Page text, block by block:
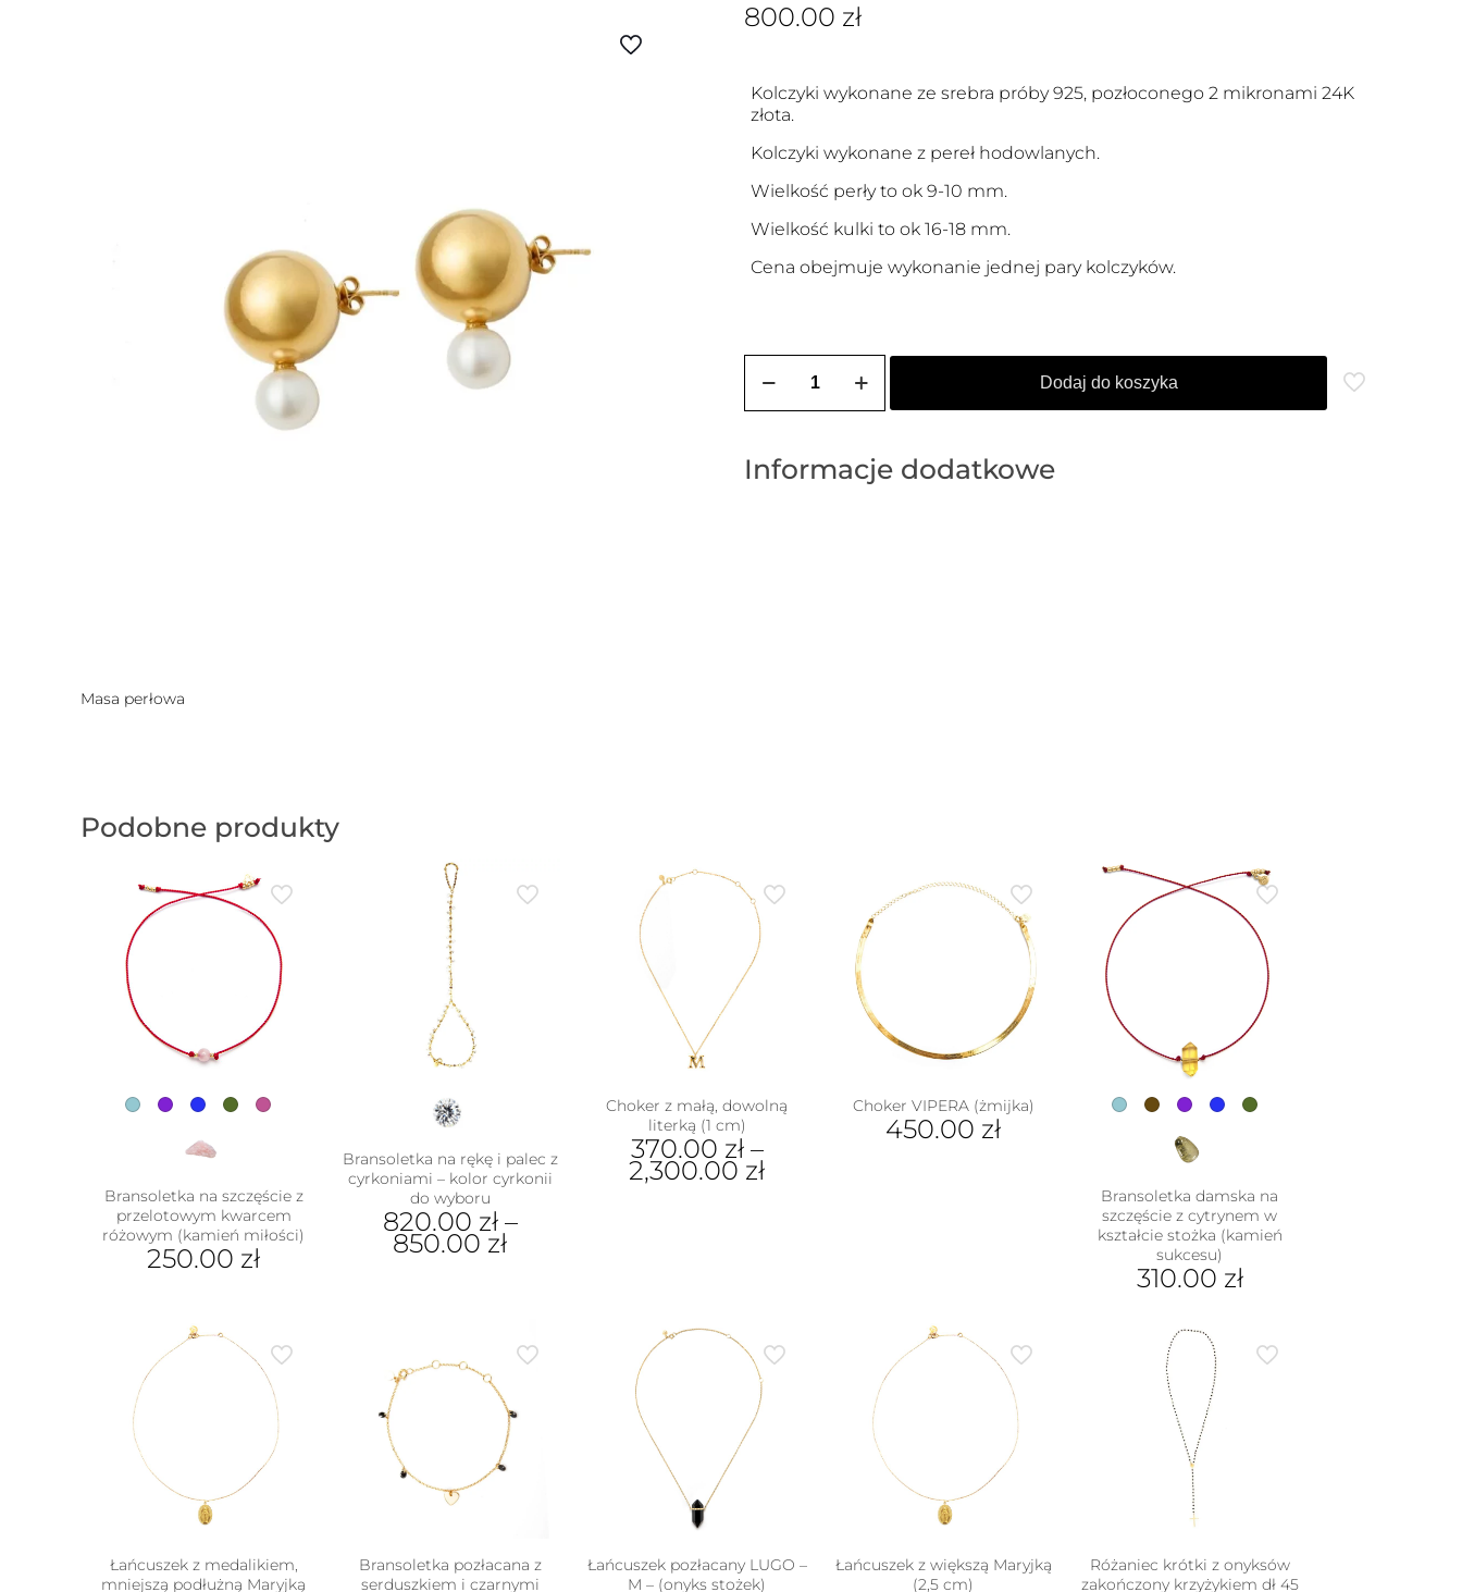
800.00 zł
Kolczyki wykonane ze srebra próby 925, pozłoconego 2 mikronami 24K
złota.
Kolczyki wykonane z pereł hodowlanych.
Wielkość perły to ok 9-10 mm.
Wielkość kulki to ok 16-18 mm.
Cena obejmuje wykonanie jednej pary kolczyków.
Kolczyki
Dodaj do koszyka
Informacje dodatkowe
Masa perłowa
Podobne produkty
Bransoletka na szczęście z
przelotowym kwarcem
różowym (kamień miłości)
250.00 zł
ma
wiele
wariantów.
stronie
produktu
Bransoletka na rękę i palec z
cyrkoniami – kolor cyrkonii
do wyboru
820.00 zł–
850.00 zł
wariantów.
Opcje
można
stronie
produktu
Choker z małą, dowolną
literką (1 cm)
370.00 zł–
2,300.00 zł
można
wybrać
produktu
Choker VIPERA (żmijka)
450.00 zł
Bransoletka damska na
szczęście z cytrynem w
kształcie stożka (kamień
sukcesu)
310.00 zł
produkt
ma
wiele
wariantów.
Opcje
można
wybrać
na
stronie
produktu
Łańcuszek z medalikiem,
mniejszą podłużną Maryjką
Bransoletka pozłacana z
serduszkiem i czarnymi
Łańcuszek pozłacany LUGO –
M – (onyks stożek)
Łańcuszek z większą Maryjką
(2,5 cm)
Różaniec krótki z onyksów
zakończony krzyżykiem dł 45